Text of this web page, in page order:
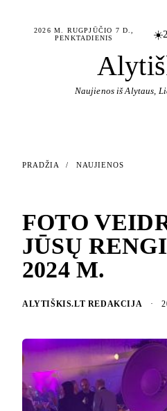
2026 M. RUGPJŪČIO 7 D.,
PENKTADIENIS
☀️
Naujienos iš Alytaus,
PRADŽIA / NAUJIENOS
FOTO
JŪSŲ
2024 M.
ALYTIŠKIS.LT REDAKCIJA ·